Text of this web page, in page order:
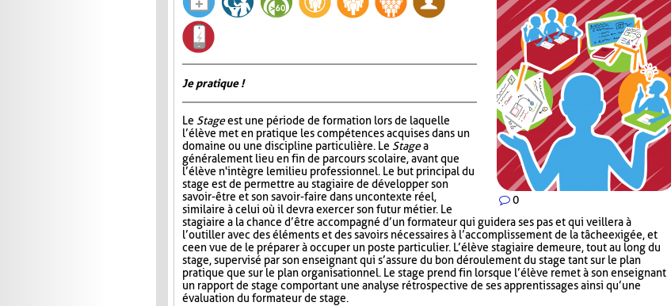
0
Je pratique !
Le Stageest une période de formation lors de laquelle
l’élève met en pratique les compétences acquises dans un
domaine ou une discipline particulière. Le Stagea
généralement lieu en fin de parcours scolaire, avant que
l’élève n'intègre le milieu professionnel. Le but principal du
stage est de permettre au stagiaire de développer son
savoir-être et son savoir-faire dans un contexte réel,
similaire à celui où il devra exercer son futur métier. Le
stagiaire a la chance d’être accompagné d’un formateur qui guidera ses pas et qui veillera à
l’outiller avec des éléments et des savoirs nécessaires à l’accomplissement de la tâche exigée, et
ce en vue de le préparer à occuper un poste particulier. L’élève stagiaire demeure, tout au long du
stage, supervisé par son enseignant qui s’assure du bon déroulement du stage tant sur le plan
pratique que sur le plan organisationnel. Le stage prend fin lorsque l’élève remet à son enseignant
un rapport de stage comportant une analyse rétrospective de ses apprentissages ainsi qu’une
évaluation du formateur de stage.